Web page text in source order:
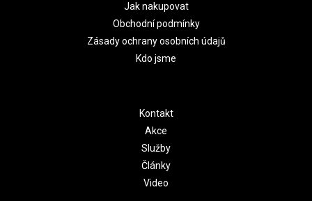
Jak nakupovat
Obchodní podmínky
Zásady ochrany osobních údajů
Kdo jsme
Kontakt
Akce
Služby
Články
Video